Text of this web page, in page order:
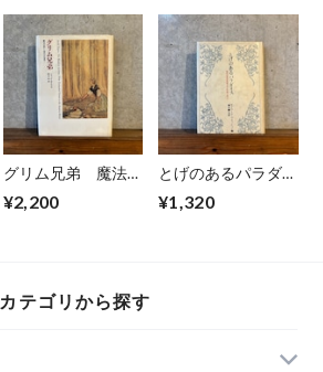
グリム兄弟 魔法の
¥2,200
とげのあるパラダイ
¥1,320
カテゴリから探す